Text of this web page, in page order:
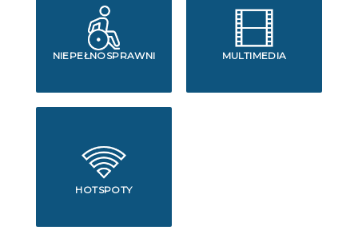
NIEPEŁNOSPRAWNI MULTIMEDIA
HOTSPOTY